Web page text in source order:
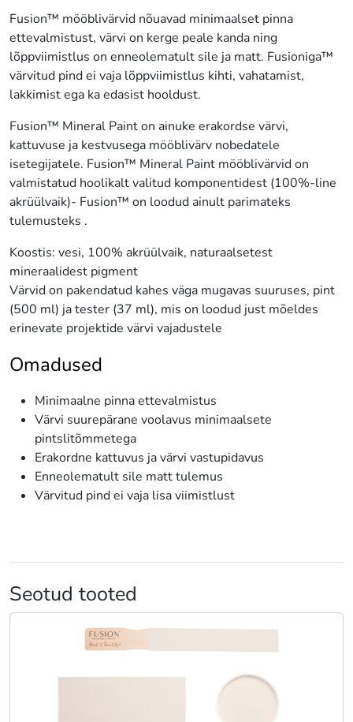
Fusion™ mööblivärvid nõuavad minimaalset pinna
ettevalmistust, värvi on kerge peale kanda ning
lõppviimistlus on enneolematult sile ja matt. Fusioniga™
värvitud pind ei vaja lõppviimistlus kihti, vahatamist,
lakkimist ega ka edasist hooldust.
Fusion™ Mineral Paint on ainuke erakordse värvi,
kattuvuse ja kestvusega mööblivärv nobedatele
isetegijatele. Fusion™ Mineral Paint mööblivärvid on
valmistatud hoolikalt valitud komponentidest (100%-line
akrüülvaik)- Fusion™ on loodud ainult parimateks
tulemusteks .
Koostis: vesi, 100% akrüülvaik, naturaalsetest
mineraalidest pigment
Värvid on pakendatud kahes väga mugavas suuruses, pint
(500 ml) ja tester (37 ml), mis on loodud just mõeldes
erinevate projektide värvi vajadustele
Omadused
Minimaalne pinna ettevalmistus
Värvi suurepärane voolavus minimaalsete
pintslitõmmetega
Erakordne kattuvus ja värvi vastupidavus
Enneolematult sile matt tulemus
Värvitud pind ei vaja lisa viimistlust
Seotud tooted